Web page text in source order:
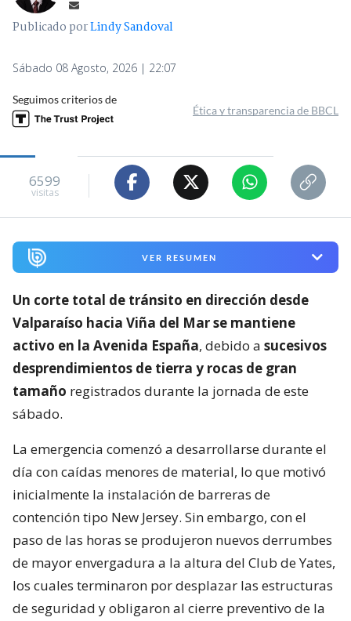
Publicado porLindy Sandoval
Sábado 08 Agosto, 2026 | 22:07
Seguimos criterios de
Ética y transparencia de BBCL
6599
visitas
VER RESUMEN
Un corte total de tránsito en dirección desde
Valparaíso hacia Viña del Mar se mantiene
activo en la Avenida España, debido a sucesivos
desprendimientos de tierra y rocas de gran
tamaño registrados durante la jornada de este
sábado.
La emergencia comenzó a desarrollarse durante el
día con caídas menores de material, lo que motivó
inicialmente la instalación de barreras de
contención tipo New Jersey. Sin embargo, con el
paso de las horas se produjeron nuevos derrumbes
de mayor envergadura a la altura del Club de Yates,
los cuales terminaron por desplazar las estructuras
de seguridad y obligaron al cierre preventivo de la